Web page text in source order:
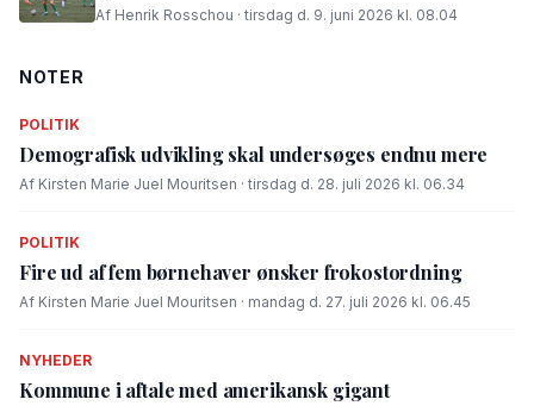
Af Henrik Rosschou · tirsdag d. 9. juni 2026 kl. 08.04
NOTER
POLITIK
Demografisk udvikling skal undersøges endnu mere
Af Kirsten Marie Juel Mouritsen · tirsdag d. 28. juli 2026 kl. 06.34
POLITIK
Fire ud af fem børnehaver ønsker frokostordning
Af Kirsten Marie Juel Mouritsen · mandag d. 27. juli 2026 kl. 06.45
NYHEDER
Kommune i aftale med amerikansk gigant